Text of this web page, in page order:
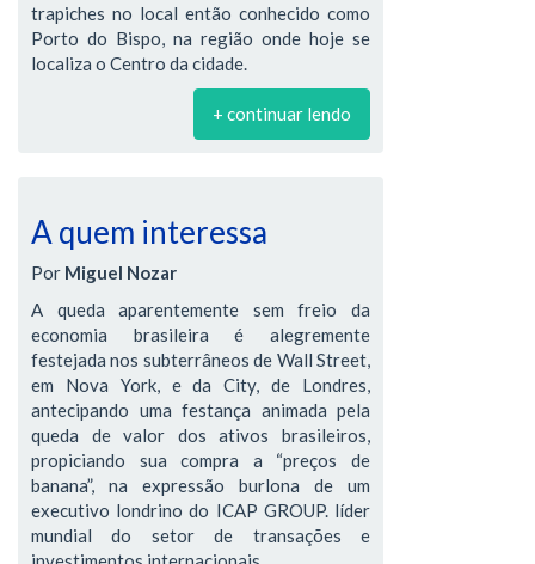
trapiches no local então conhecido como
Porto do Bispo, na região onde hoje se
localiza o Centro da cidade.
+ continuar lendo
A quem interessa
Por Miguel Nozar
A queda aparentemente sem freio da
economia brasileira é alegremente
festejada nos subterrâneos de Wall Street,
em Nova York, e da City, de Londres,
antecipando uma festança animada pela
queda de valor dos ativos brasileiros,
propiciando sua compra a “preços de
banana”, na expressão burlona de um
executivo londrino do ICAP GROUP. líder
mundial do setor de transações e